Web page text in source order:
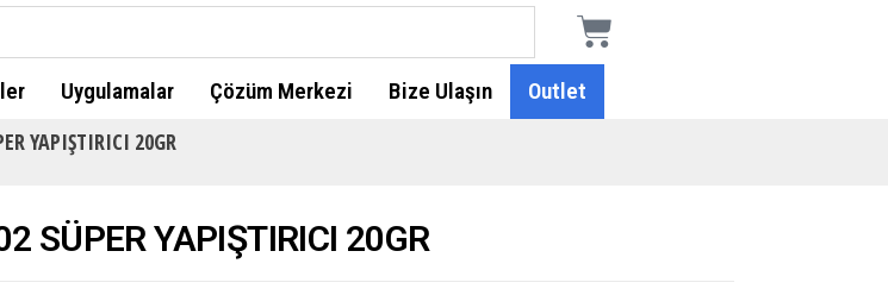
Uygulamalar Çözüm Merkezi Bize Ulaşın Outlet
YAPIŞTIRICI 20GR
SÜPER YAPIŞTIRICI 20GR